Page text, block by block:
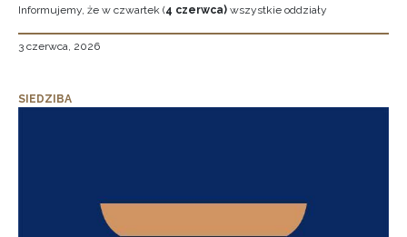
Informujemy, że w czwartek (4 czerwca) wszystkie oddziały
3 czerwca, 2026
SIEDZIBA